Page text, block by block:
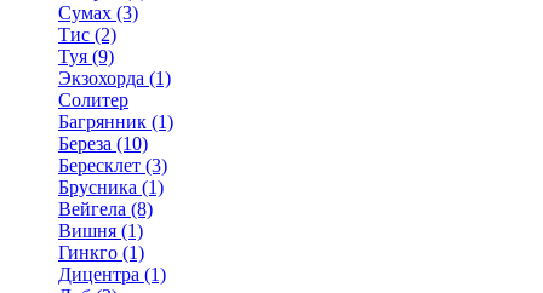
Сумах (3)
Тис (2)
Туя (9)
Экзохорда (1)
Солитер
Багрянник (1)
Береза (10)
Бересклет (3)
Брусника (1)
Вейгела (8)
Вишня (1)
Гинкго (1)
Дицентра (1)